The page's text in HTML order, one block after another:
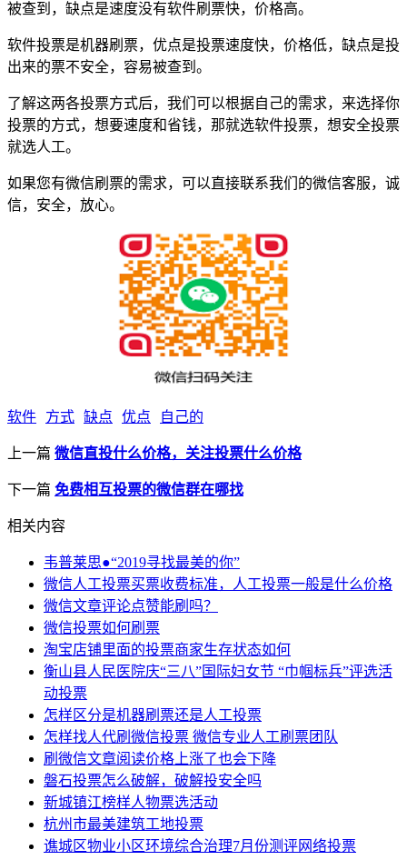
被查到，缺点是速度没有软件刷票快，价格高。
软件投票是机器刷票，优点是投票速度快，价格低，缺点是投
出来的票不安全，容易被查到。
了解这两各投票方式后，我们可以根据自己的需求，来选择你
投票的方式，想要速度和省钱，那就选软件投票，想安全投票
就选人工。
如果您有微信刷票的需求，可以直接联系我们的微信客服，诚
信，安全，放心。
软件 方式 缺点 优点 自己的
上一篇 微信直投什么价格，关注投票什么价格
下一篇 免费相互投票的微信群在哪找
相关内容
韦普莱思●“2019寻找最美的你”
微信人工投票买票收费标准，人工投票一般是什么价格
微信文章评论点赞能刷吗？
微信投票如何刷票
淘宝店铺里面的投票商家生存状态如何
衡山县人民医院庆“三八”国际妇女节 “巾帼标兵”评选活
动投票
怎样区分是机器刷票还是人工投票
怎样找人代刷微信投票 微信专业人工刷票团队
刷微信文章阅读价格上涨了也会下降
磐石投票怎么破解，破解投安全吗
新城镇江榜样人物票选活动
杭州市最美建筑工地投票
谯城区物业小区环境综合治理7月份测评网络投票